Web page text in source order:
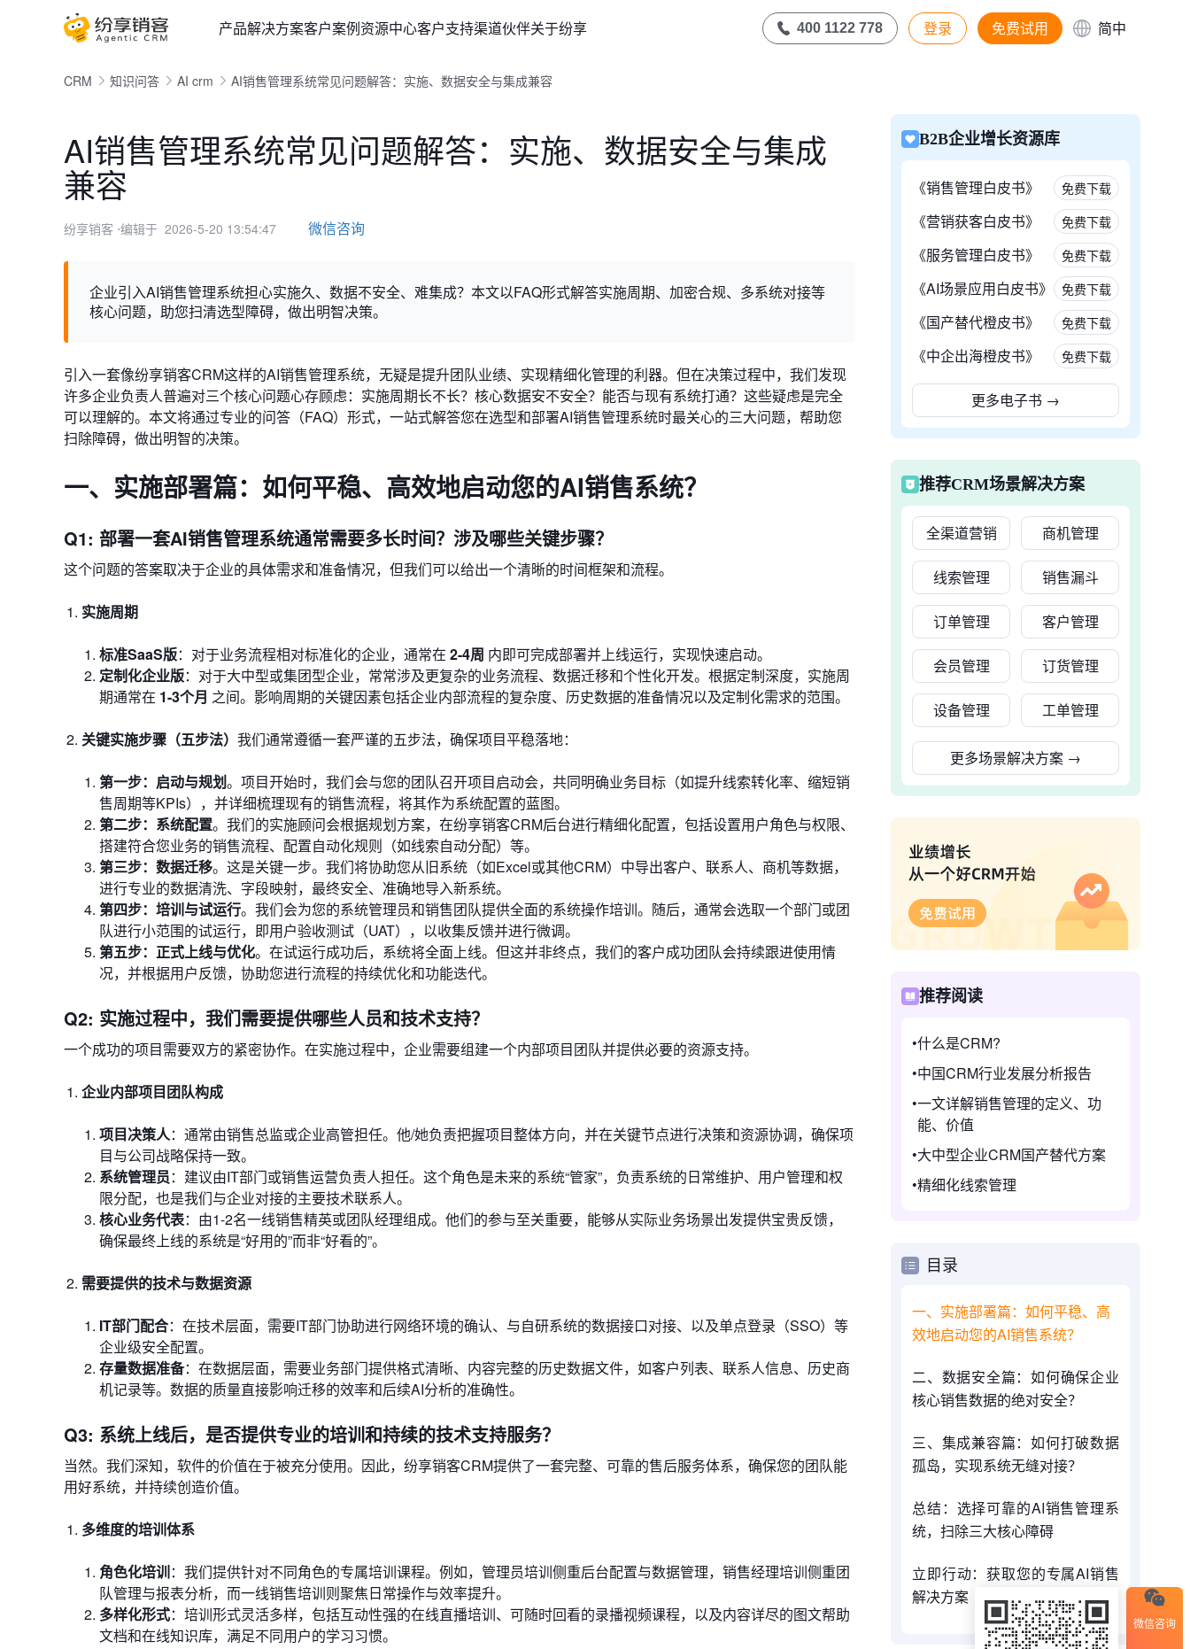
产品解决方案客户案例资源中心客户支持渠道伙伴关于纷享 400 1122 778 登录 免费试用 简中
CRM 知识问答 AI crm AI销售管理系统常见问题解答：实施、数据安全与集成兼容
AI销售管理系统常见问题解答：实施、数据安全与集成
兼容
纷享销客 ⋅编辑于 2026-5-20 13:54:47 微信咨询
企业引入AI销售管理系统担心实施久、数据不安全、难集成？本文以FAQ形式解答实施周期、加密合规、多系统对接等
核心问题，助您扫清选型障碍，做出明智决策。
引入一套像纷享销客CRM这样的AI销售管理系统，无疑是提升团队业绩、实现精细化管理的利器。但在决策过程中，我们发现
许多企业负责人普遍对三个核心问题心存顾虑：实施周期长不长？核心数据安不安全？能否与现有系统打通？这些疑虑是完全
可以理解的。本文将通过专业的问答（FAQ）形式，一站式解答您在选型和部署AI销售管理系统时最关心的三大问题，帮助您
扫除障碍，做出明智的决策。
一、实施部署篇：如何平稳、高效地启动您的AI销售系统？
Q1: 部署一套AI销售管理系统通常需要多长时间？涉及哪些关键步骤？
这个问题的答案取决于企业的具体需求和准备情况，但我们可以给出一个清晰的时间框架和流程。
实施周期
标准SaaS版：对于业务流程相对标准化的企业，通常在 2-4周 内即可完成部署并上线运行，实现快速启动。
定制化企业版：对于大中型或集团型企业，常常涉及更复杂的业务流程、数据迁移和个性化开发。根据定制深度，实施周
期通常在 1-3个月 之间。影响周期的关键因素包括企业内部流程的复杂度、历史数据的准备情况以及定制化需求的范围。
关键实施步骤（五步法） 我们通常遵循一套严谨的五步法，确保项目平稳落地：
第一步：启动与规划。项目开始时，我们会与您的团队召开项目启动会，共同明确业务目标（如提升线索转化率、缩短销
售周期等KPIs），并详细梳理现有的销售流程，将其作为系统配置的蓝图。
第二步：系统配置。我们的实施顾问会根据规划方案，在纷享销客CRM后台进行精细化配置，包括设置用户角色与权限、
搭建符合您业务的销售流程、配置自动化规则（如线索自动分配）等。
第三步：数据迁移。这是关键一步。我们将协助您从旧系统（如Excel或其他CRM）中导出客户、联系人、商机等数据，
进行专业的数据清洗、字段映射，最终安全、准确地导入新系统。
第四步：培训与试运行。我们会为您的系统管理员和销售团队提供全面的系统操作培训。随后，通常会选取一个部门或团
队进行小范围的试运行，即用户验收测试（UAT），以收集反馈并进行微调。
第五步：正式上线与优化。在试运行成功后，系统将全面上线。但这并非终点，我们的客户成功团队会持续跟进使用情
况，并根据用户反馈，协助您进行流程的持续优化和功能迭代。
Q2: 实施过程中，我们需要提供哪些人员和技术支持？
一个成功的项目需要双方的紧密协作。在实施过程中，企业需要组建一个内部项目团队并提供必要的资源支持。
企业内部项目团队构成
项目决策人：通常由销售总监或企业高管担任。他/她负责把握项目整体方向，并在关键节点进行决策和资源协调，确保项
目与公司战略保持一致。
系统管理员：建议由IT部门或销售运营负责人担任。这个角色是未来的系统“管家”，负责系统的日常维护、用户管理和权
限分配，也是我们与企业对接的主要技术联系人。
核心业务代表：由1-2名一线销售精英或团队经理组成。他们的参与至关重要，能够从实际业务场景出发提供宝贵反馈，
确保最终上线的系统是“好用的”而非“好看的”。
需要提供的技术与数据资源
IT部门配合：在技术层面，需要IT部门协助进行网络环境的确认、与自研系统的数据接口对接、以及单点登录（SSO）等
企业级安全配置。
存量数据准备：在数据层面，需要业务部门提供格式清晰、内容完整的历史数据文件，如客户列表、联系人信息、历史商
机记录等。数据的质量直接影响迁移的效率和后续AI分析的准确性。
Q3: 系统上线后，是否提供专业的培训和持续的技术支持服务？
当然。我们深知，软件的价值在于被充分使用。因此，纷享销客CRM提供了一套完整、可靠的售后服务体系，确保您的团队能
用好系统，并持续创造价值。
多维度的培训体系
角色化培训：我们提供针对不同角色的专属培训课程。例如，管理员培训侧重后台配置与数据管理，销售经理培训侧重团
队管理与报表分析，而一线销售培训则聚焦日常操作与效率提升。
多样化形式：培训形式灵活多样，包括互动性强的在线直播培训、可随时回看的录播视频课程，以及内容详尽的图文帮助
文档和在线知识库，满足不同用户的学习习惯。
B2B企业增长资源库
《销售管理白皮书》 免费下载
《营销获客白皮书》 免费下载
《服务管理白皮书》 免费下载
《AI场景应用白皮书》 免费下载
《国产替代橙皮书》 免费下载
《中企出海橙皮书》 免费下载
更多电子书 →
推荐CRM场景解决方案
全渠道营销 商机管理
线索管理 销售漏斗
订单管理 客户管理
会员管理 订货管理
设备管理 工单管理
更多场景解决方案 →
推荐阅读
什么是CRM?
中国CRM行业发展分析报告
一文详解销售管理的定义、功
能、价值
大中型企业CRM国产替代方案
精细化线索管理
目录
一、实施部署篇：如何平稳、高
效地启动您的AI销售系统？
二、数据安全篇：如何确保企业
核心销售数据的绝对安全？
三、集成兼容篇：如何打破数据
孤岛，实现系统无缝对接？
总结：选择可靠的AI销售管理系
统，扫除三大核心障碍
立即行动：获取您的专属AI销售
解决方案
微信咨询